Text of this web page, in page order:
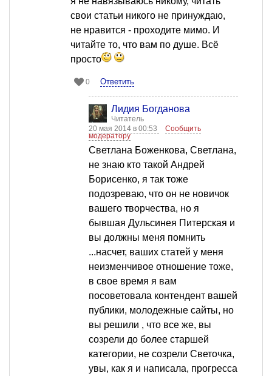
свои статьи никого не принуждаю,
не нравится - проходите мимо. И
читайте то, что вам по душе. Всё
просто
0 Ответить
Лидия Богданова
Читатель
20 мая 2014 в 00:53
Сообщить
модератору
Светлана Боженкова, Светлана,
не знаю кто такой Андрей
Борисенко, я так тоже
подозреваю, что он не новичок
вашего творчества, но я
бывшая Дульсинея Питерская и
вы должны меня помнить
...насчет, ваших статей у меня
неизменчивое отношение тоже,
в свое время я вам
посоветовала контендент вашей
публики, молодежные сайты, но
вы решили , что все же, вы
созрели до более старшей
категории, не созрели Светочка,
увы, как я и написала, прогресса